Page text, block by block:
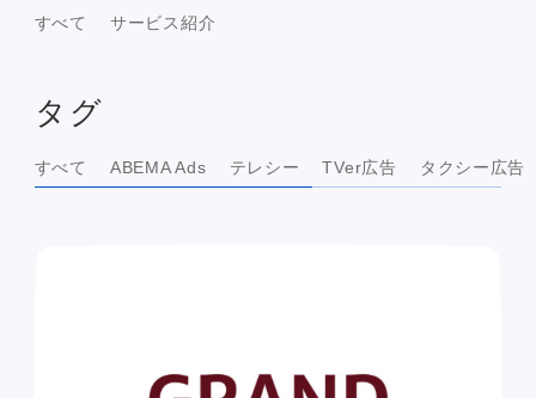
すべて サービス紹介
タグ
すべて ABEMA Ads テレシー TVer広告 タクシー広告